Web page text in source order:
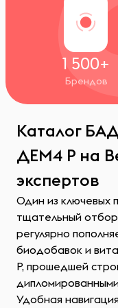
1 500+
Брендов
Каталог
ДЕМ4 Р на
экспертов
Один из ключевых
тщательный
регулярно
биодобавок и
Р, прошедшей
Удобная